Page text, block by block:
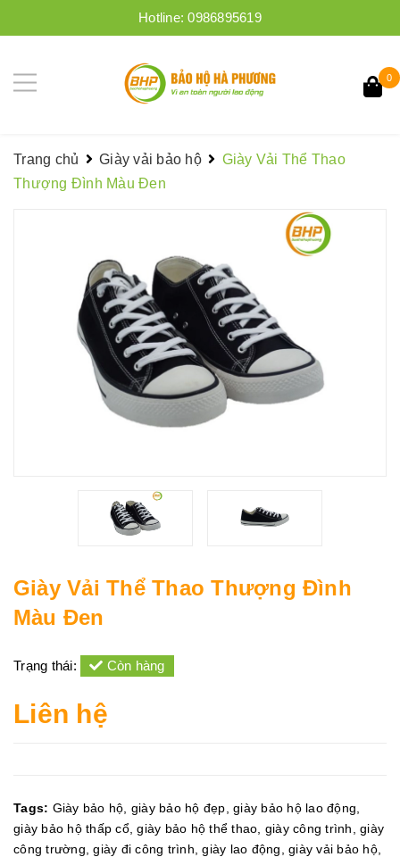
Hotline:0986895619
0
Trang chủ Giày vải bảo hộ
Giày Vải Thể Thao
Thượng Đình Màu Đen
Giày Vải Thể Thao Thượng Đình
Màu Đen
Trạng thái: Còn hàng
Liên hệ
Tags: Giày bảo hộ giày bảo hộ đẹp giày bảo hộ lao động
giày bảo hộ thấp cổ,giày bảo hộ thể thao giày công trình
giày
công trường ,giày đi công trình ,giày lao động giày vải bảo hộ,